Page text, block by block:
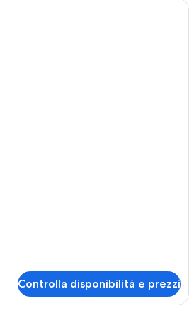
Controlla disponibilità e prezzi